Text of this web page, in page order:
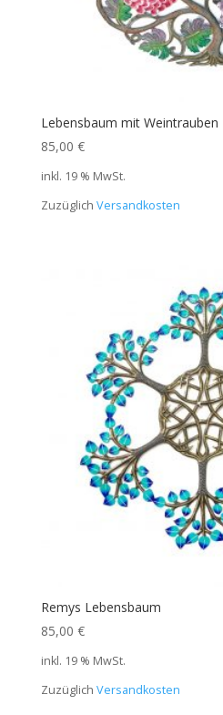
Lebensbaum mit Weintrauben
85,00 €
inkl. 19 % MwSt.
Zuzüglich Versandkosten
Remys Lebensbaum
85,00 €
inkl. 19 % MwSt.
Zuzüglich Versandkosten